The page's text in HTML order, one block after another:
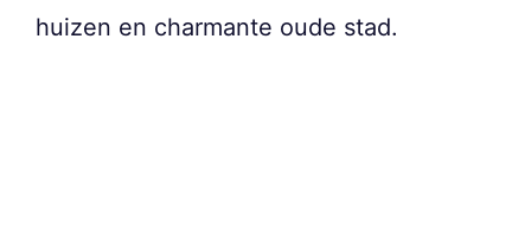
huizen en charmante oude stad.